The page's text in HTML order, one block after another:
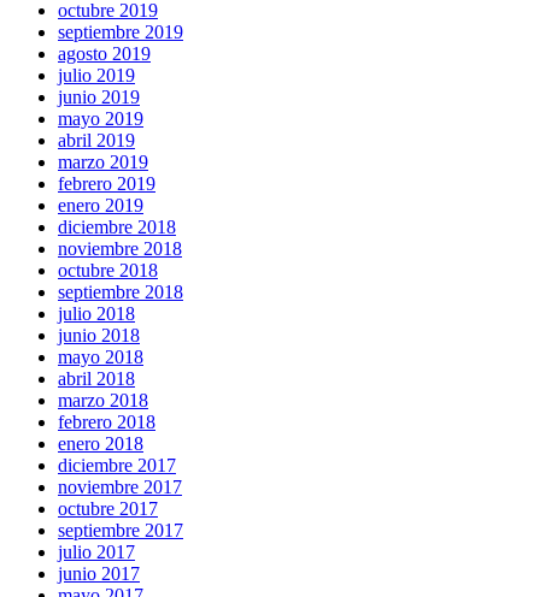
octubre 2019
septiembre 2019
agosto 2019
julio 2019
junio 2019
mayo 2019
abril 2019
marzo 2019
febrero 2019
enero 2019
diciembre 2018
noviembre 2018
octubre 2018
septiembre 2018
julio 2018
junio 2018
mayo 2018
abril 2018
marzo 2018
febrero 2018
enero 2018
diciembre 2017
noviembre 2017
octubre 2017
septiembre 2017
julio 2017
junio 2017